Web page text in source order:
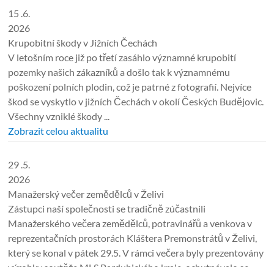
15 .6.
2026
Krupobitní škody v Jižních Čechách
V letošním roce již po třetí zasáhlo významné krupobití
pozemky našich zákazníků a došlo tak k významnému
poškození polních plodin, což je patrné z fotografií. Nejvíce
škod se vyskytlo v jižních Čechách v okolí Českých Budějovic.
Všechny vzniklé škody ...
Zobrazit celou aktualitu
29 .5.
2026
Manažerský večer zemědělců v Želivi
Zástupci naší společnosti se tradičně zúčastnili
Manažerského večera zemědělců, potravinářů a venkova v
reprezentačních prostorách Kláštera Premonstrátů v Želivi,
který se konal v pátek 29.5. V rámci večera byly prezentovány